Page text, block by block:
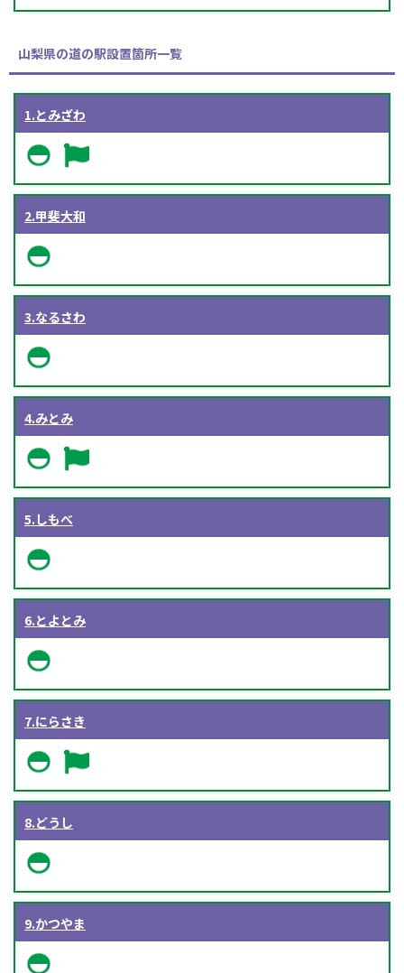
山梨県の道の駅設置箇所一覧
1.とみざわ
2.甲斐大和
3.なるさわ
4.みとみ
5.しもべ
6.とよとみ
7.にらさき
8.どうし
9.かつやま